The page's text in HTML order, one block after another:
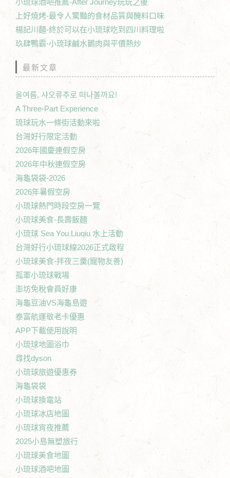
小琉球酒吧推薦-After Journey玩玩之後
上好燒烤-最令人驚豔的食材品質與醃料口味
楊記川麵-終於可以在小琉球吃到四川料理啦
玖肆鴨霸-小琉球鹹水鵝肉與平價熱炒
最新文章
올여름, 샤오류추로 떠나볼까요!
A Three-Part Experience
琉球玩水一條街活動來啦
台灣好行限定活動
2026年國慶連假空房
2026年中秋連假空房
海龜袋袋-2026
2026年暑假空房
小琉球熱門時段空房一覽
小琉球美食-長壽飯麵
小琉球 Sea You Liuqiu 水上活動
台灣好行小琉球線2026正式啟程
小琉球美食-拌夜三羹(寵物友善)
孤軍小琉球戰場
澎坊免稅會員好康
海龜豆油VS海龜島遊
泰富航運敬老卡優惠
APP下載使用說明
小琉球地圖浴巾
尋找dyson
小琉球旅遊優惠券
海龜袋袋
小琉球換電站
小琉球冰店地圖
小琉球宵夜推薦
2025小島無塑旅行
小琉球美食地圖
小琉球酒吧地圖